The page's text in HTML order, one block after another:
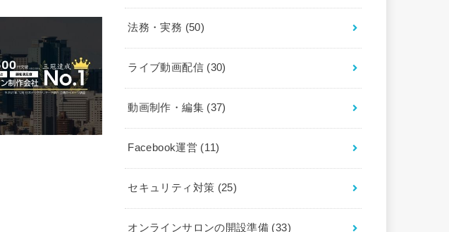
法務・実務 (50)
ライブ動画配信 (30)
動画制作・編集 (37)
Facebook運営 (11)
セキュリティ対策 (25)
オンラインサロンの開設準備 (33)